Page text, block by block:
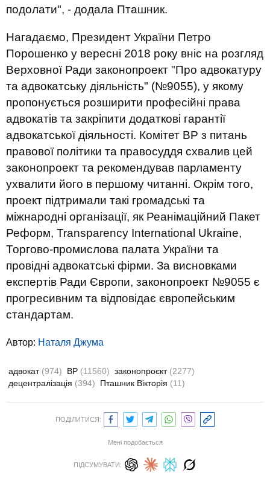
подолати", - додала Пташник.
Нагадаємо, Президент України Петро
Порошенко у вересні 2018 року вніс на розгляд
Верховної Ради законопроект "Про адвокатуру
та адвокатську діяльність" (№9055), у якому
пропонується розширити професійні права
адвокатів та закріпити додаткові гарантії
адвокатської діяльності. Комітет ВР з питань
правової політики та правосуддя схвалив цей
законопроект та рекомендував парламенту
ухвалити його в першому читанні. Окрім того,
проект підтримали такі громадські та
міжнародні організації, як Реанімаційний Пакет
Реформ, Transparency International Ukraine,
Торгово-промислова палата України та
провідні адвокатські фірми. За висновками
експертів Ради Європи, законопроект №9055 є
прогресивним та відповідає європейським
стандартам.
Автор: Наталя Джума
адвокат (974) ВР (11560) законопроєкт (2277)
децентралізація (394) Пташник Вікторія (11)
ПОДІЛИТИСЯ:
Мені подобається
ПІДСУМУВАТИ: